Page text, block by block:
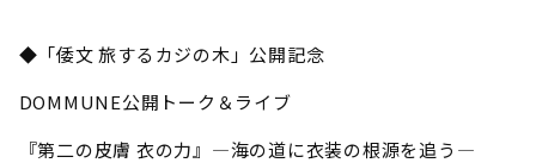
◆「倭文 旅するカジの木」公開記念
DOMMUNE公開トーク＆ライブ
『第二の皮膚 衣の力』―海の道に衣装の根源を追う―